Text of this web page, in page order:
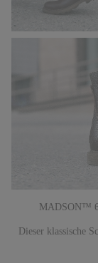
MADSON™
Dieser klassische